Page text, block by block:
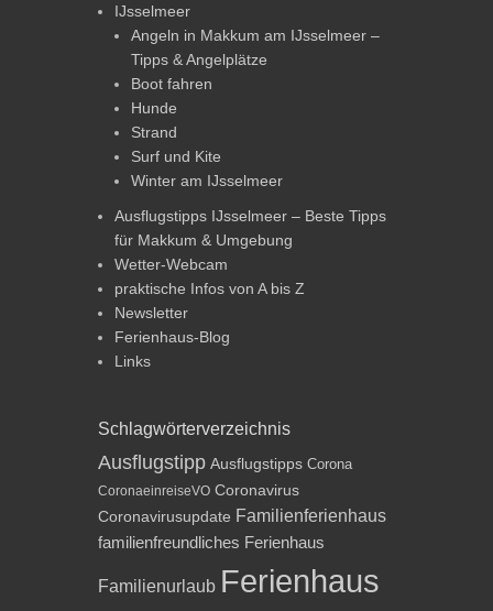
IJsselmeer
Angeln in Makkum am IJsselmeer –
Tipps & Angelplätze
Boot fahren
Hunde
Strand
Surf und Kite
Winter am IJsselmeer
Ausflugstipps IJsselmeer – Beste Tipps
für Makkum & Umgebung
Wetter-Webcam
praktische Infos von A bis Z
Newsletter
Ferienhaus-Blog
Links
Schlagwörterverzeichnis
Ausflugstipp Ausflugstipps Corona
CoronaeinreiseVO Coronavirus
Coronavirusupdate Familienferienhaus
familienfreundliches Ferienhaus
Familienurlaub Ferienhaus